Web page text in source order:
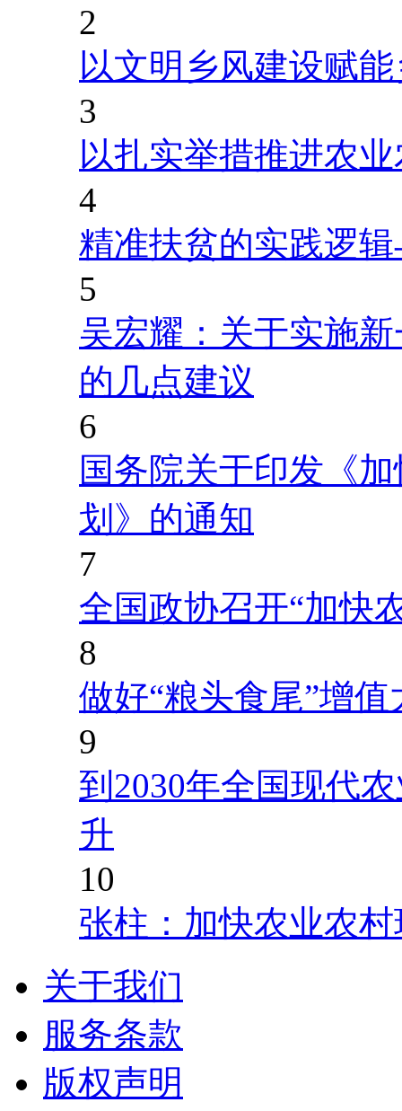
2
以文明乡风建设赋
3
以扎实举措推进农
4
精准扶贫的实践逻
5
吴宏耀：关于实施
的几点建议
6
国务院关于印发《
划》的通知
7
全国政协召开“加快
8
做好“粮头食尾”增值
9
到2030年全国现代
升
10
张柱：加快农业农
关于我们
服务条款
版权声明